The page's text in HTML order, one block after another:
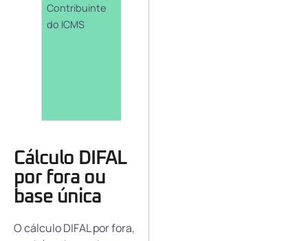
Contribuinte
do ICMS
Cálculo DIFAL
por fora ou
base única
O cálculo DIFAL por fora,